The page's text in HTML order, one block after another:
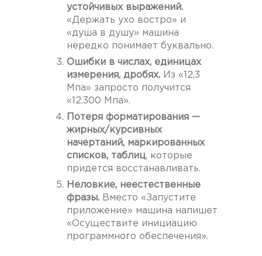
устойчивых выражений.
«Держать ухо востро» и
«душа в душу» машина
нередко понимает буквально.
Ошибки в числах, единицах
измерения, дробях. Из «12,3
Мпа» запросто получится
«12.300 Мпа».
Потеря форматирования —
жирных/курсивных
начертаний, маркированных
списков, таблиц, которые
придется восстанавливать.
Неловкие, неестественные
фразы. Вместо «Запустите
приложение» машина напишет
«Осуществите инициацию
программного обеспечения».